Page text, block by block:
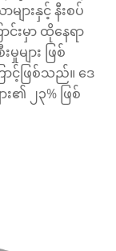
ျားနှင့် နီးစပ်
င်းမှာ ထိုနေရာ
များ ဖြစ်
င့်ဖြစ်သည်။ ဒေ
း၏ ၂၃% ဖြစ်